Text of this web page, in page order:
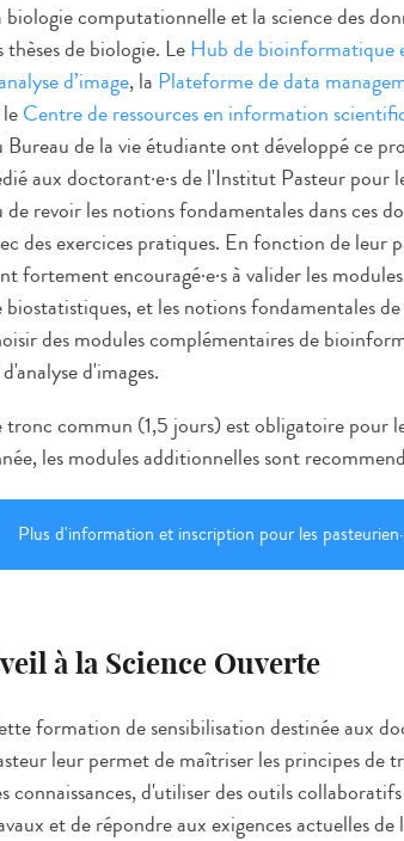
biologie computationnelle et la science des
thèses de biologie. LeHub de bioinformatique
d’image, la Plateforme de data
Centre de ressources en information
Bureau de la vie étudiante ont développé ce
aux doctorant·e·s de l'Institut Pasteur pour
de revoir les notions fondamentales dans ces
des exercices pratiques. En fonction de leur
fortement encouragé·e·s à valider les
biostatistiques, et les notions fondamentales
des modules complémentaires de
d'images.
tronc commun (1,5 jours) est obligatoire pour
les modules additionnelles sont
Plus d'information et inscription pour les
à la Science Ouverte
formation de sensibilisation destinée aux
leur permet de maîtriser les principes de
connaissances, d'utiliser des outils
et de répondre aux exigences actuelles de